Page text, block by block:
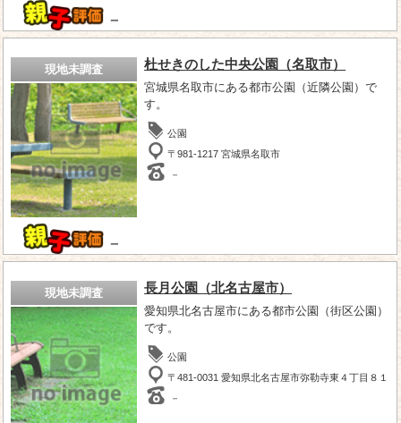
－
現地未調査
－
杜せきのした中央公園（名取市）
宮城県名取市にある都市公園（近隣公園）で
す。
公園
〒981-1217 宮城県名取市
－
現地未調査 長月公園（北名古屋市）
愛知県北名古屋市にある都市公園（街区公園）
です。
公園
〒481-0031 愛知県北名古屋市弥勒寺東４丁目８１
－